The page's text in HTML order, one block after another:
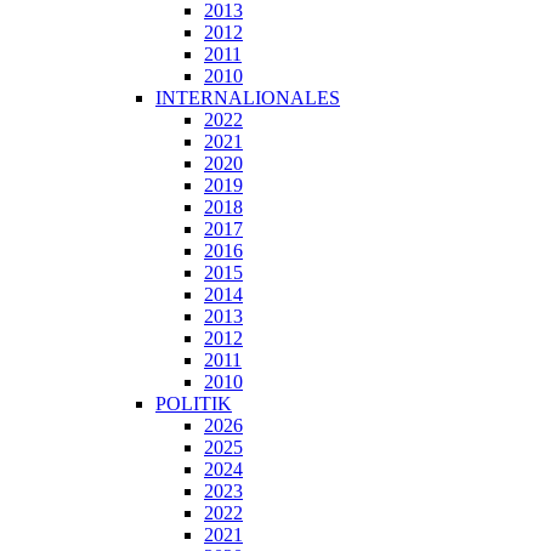
2013
2012
2011
2010
INTERNALIONALES
2022
2021
2020
2019
2018
2017
2016
2015
2014
2013
2012
2011
2010
POLITIK
2026
2025
2024
2023
2022
2021